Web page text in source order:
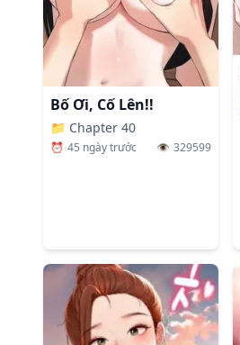
Bố Ơi, Cố Lên!!
📁 Chapter 40
⏰ 45 ngày trước 👁️ 329599